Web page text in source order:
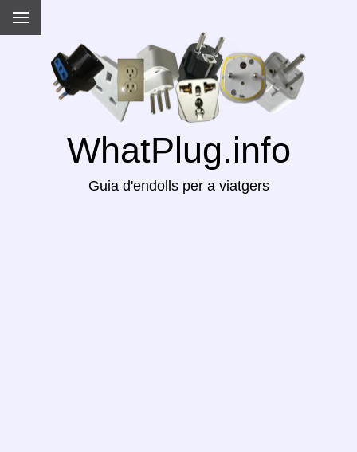
WhatPlug.info
Guia d'endolls per a viatgers